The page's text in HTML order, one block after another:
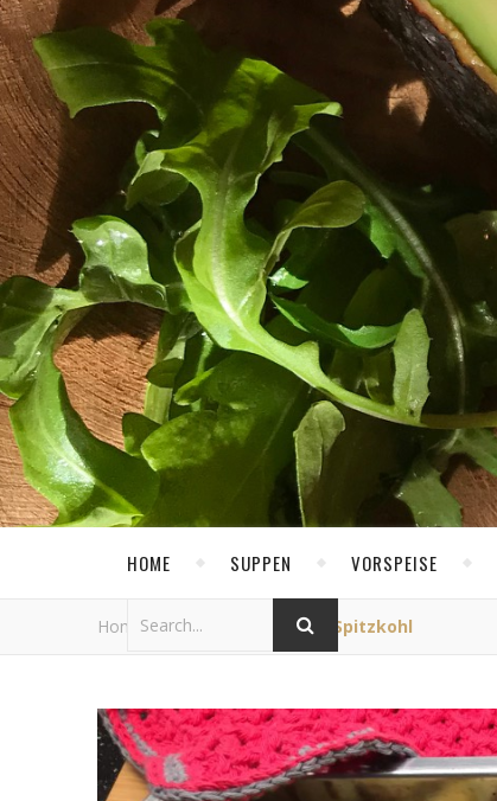
HOME SUPPEN VORSPEISE
Home / Allgemein Ofen-Spitzkohl